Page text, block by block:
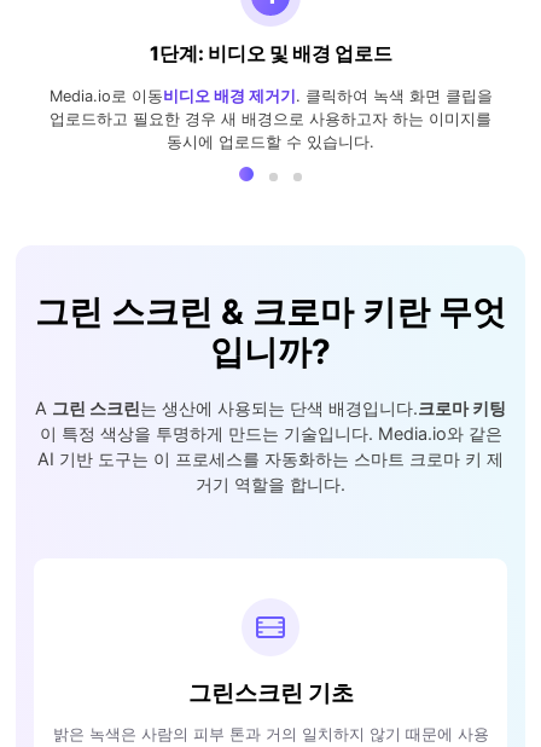
1단계: 비디오 및 배경 업로드
Media.io로 이동비디오 배경 제거기. 클릭하여 녹색 화면 클립을
업로드하고 필요한 경우 새 배경으로 사용하고자 하는 이미지를
동시에 업로드할 수 있습니다.
그린 스크린 & 크로마 키란 무엇
입니까?
A 그린 스크린는 생산에 사용되는 단색 배경입니다.크로마 키팅
이 특정 색상을 투명하게 만드는 기술입니다. Media.io와 같은
AI 기반 도구는 이 프로세스를 자동화하는 스마트 크로마 키 제
거기 역할을 합니다.
그린스크린 기초
밝은 녹색은 사람의 피부 톤과 거의 일치하지 않기 때문에 사용